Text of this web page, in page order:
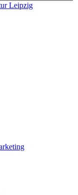
Leipzig